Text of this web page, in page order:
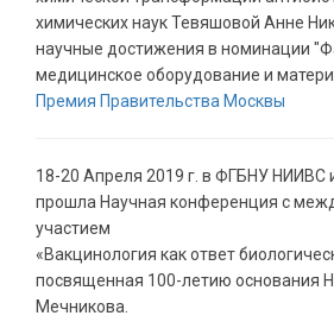
химических наук Тевяшовой Анне
научные достижения в номинации
медицинское оборудование и
Премия Правительства Москвы
18-20 Апреля 2019 г. в ФГБНУ НИИВС
прошла Научная конференция с
участием
«Вакцинология как ответ
посвященная 100-летию основания
Мечникова.